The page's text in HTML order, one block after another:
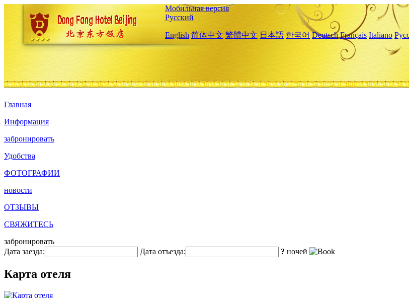
Мобильная версия
Русский
English 简体中文 繁體中文 日本語 한국어 Deutsch Français Italiano
Главная
Информация
забронировать
Удобства
ФОТОГРАФИИ
новости
ОТЗЫВЫ
СВЯЖИТЕСЬ
забронировать
Дата заезда:
Дата отъезда: ? ночей
Карта отеля